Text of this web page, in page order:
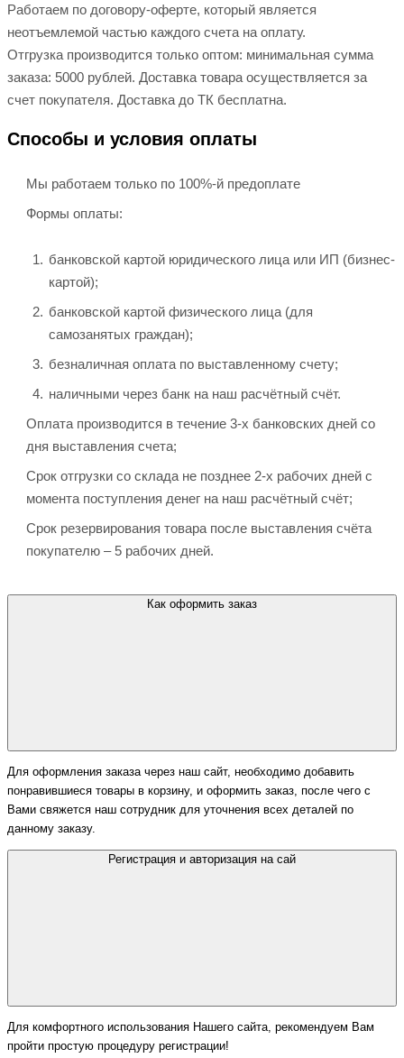
Работаем по договору-оферте, который является
неотъемлемой частью каждого счета на оплату.
Отгрузка производится только оптом: минимальная сумма
заказа: 5000 рублей. Доставка товара осуществляется за
счет покупателя. Доставка до ТК бесплатна.
Способы и условия оплаты
Мы работаем только по 100%-й предоплате
Формы оплаты:
банковской картой юридического лица или ИП (бизнес-
картой);
банковской картой физического лица (для
самозанятых граждан);
безналичная оплата по выставленному счету;
наличными через банк на наш расчётный счёт.
Оплата производится в течение 3-х банковских дней со
дня выставления счета;
Срок отгрузки со склада не позднее 2-х рабочих дней с
момента поступления денег на наш расчётный счёт;
Срок резервирования товара после выставления счёта
покупателю – 5 рабочих дней.
Как оформить заказ
Для оформления заказа через наш сайт, необходимо добавить
понравившиеся товары в корзину, и оформить заказ, после чего с
Вами свяжется наш сотрудник для уточнения всех деталей по
данному заказу.
Регистрация и авторизация на сай
Для комфортного использования Нашего сайта, рекомендуем Вам
пройти простую процедуру регистрации!